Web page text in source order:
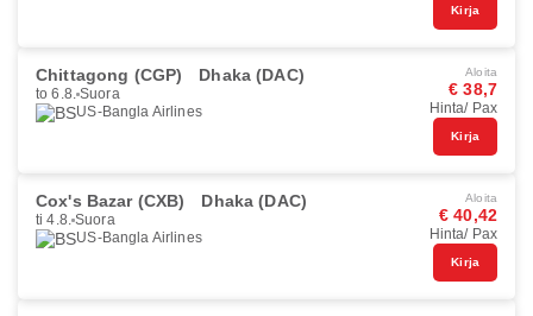
Kirja
Chittagong (CGP) Dhaka (DAC)
to 6.8. Suora
US-Bangla Airlines
Aloita
€ 38,7
Hinta/ Pax
Kirja
Cox's Bazar (CXB) Dhaka (DAC)
ti 4.8. Suora
US-Bangla Airlines
Aloita
€ 40,42
Hinta/ Pax
Kirja